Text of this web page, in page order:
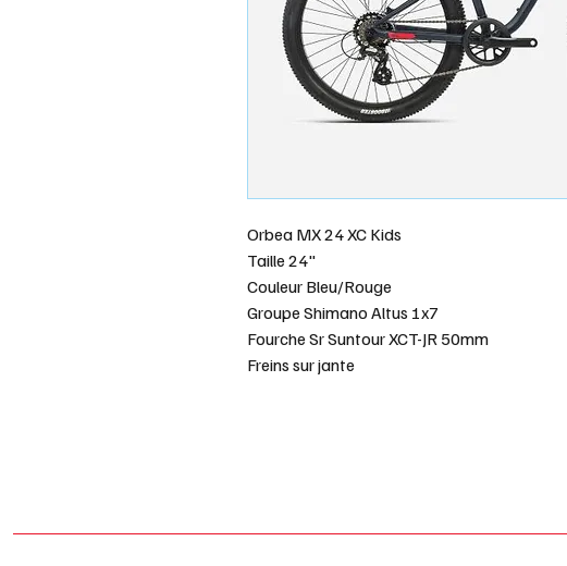
Orbea MX 24 XC Kids
Taille 24"
Couleur Bleu/Rouge
Groupe Shimano Altus 1x7
Fourche Sr Suntour XCT-JR 50mm
Freins sur jante